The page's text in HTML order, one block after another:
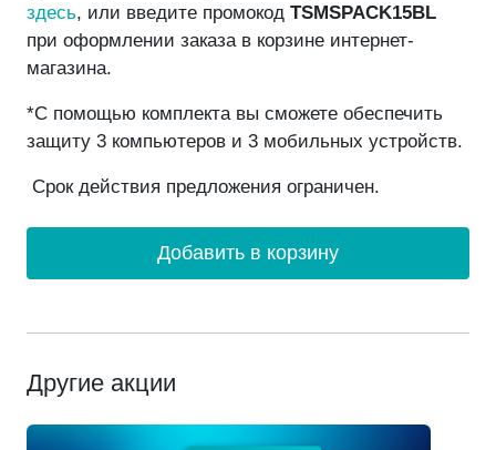
здесь, или введите промокод TSMSPACK15BL
при оформлении заказа в корзине интернет-
магазина.
*С помощью комплекта вы сможете обеспечить
защиту 3 компьютеров и 3 мобильных устройств.
Срок действия предложения ограничен.
Добавить в корзину
Другие акции